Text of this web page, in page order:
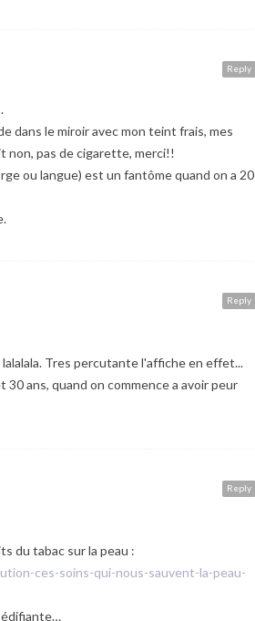
Reply
dans le miroir avec mon teint frais, mes
non, pas de cigarette, merci!!
ou langue) est un fantôme quand on a 20
Reply
Tres percutante l'affiche en effet...
ans, quand on commence a avoir peur
Reply
du tabac sur la peau :
ces-soins-qui-nous-sauvent-la-peau-
édifiante…